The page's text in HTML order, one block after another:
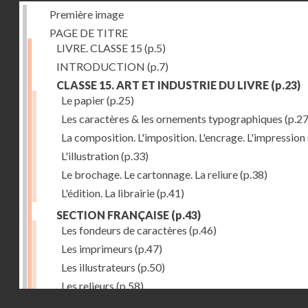
Première image
PAGE DE TITRE
LIVRE. CLASSE 15 (p.5)
INTRODUCTION (p.7)
CLASSE 15. ART ET INDUSTRIE DU LIVRE (p.23)
Le papier(p.25)
Les caractères & les ornements typographiques
La composition. L'imposition. L'encrage. L'impression
L'illustration(p.33)
Le brochage. Le cartonnage. La reliure(p.38)
L'édition. La librairie(p.41)
SECTION FRANÇAISE (p.43)
Les fondeurs de caractères (p.46)
Les imprimeurs (p.47)
Les illustrateurs (p.50)
Les relieurs (p.58)